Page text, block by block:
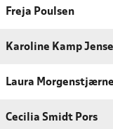
Freja Poulsen
Karoline Kamp
Laura Morgenstjærne
Cecilia Smidt Pors